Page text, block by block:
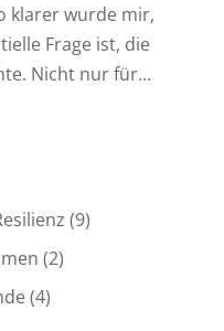
klarer wurde mir,
Frage ist, die
Nicht nur für...
(9)
(2)
(4)